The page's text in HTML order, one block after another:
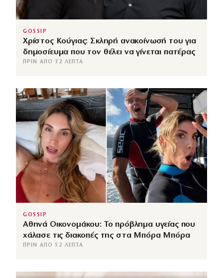
GOSSIP
Χρίστος Κούγιας: Σκληρή ανακοίνωσή του για
δημοσίευμα που τον θέλει να γίνεται πατέρας
ΠΡΙΝ ΑΠΌ 32 ΛΕΠΤΆ
GOSSIP
Αθηνά Οικονομάκου: Το πρόβλημα υγείας που
χάλασε τις διακοπές της στα Μπόρα Μπόρα
ΠΡΙΝ ΑΠΌ 52 ΛΕΠΤΆ